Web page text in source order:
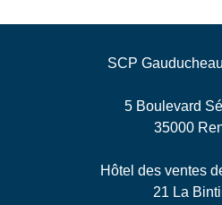
SCP
5 Boulevard
35000
Hôtel des ventes
21 La